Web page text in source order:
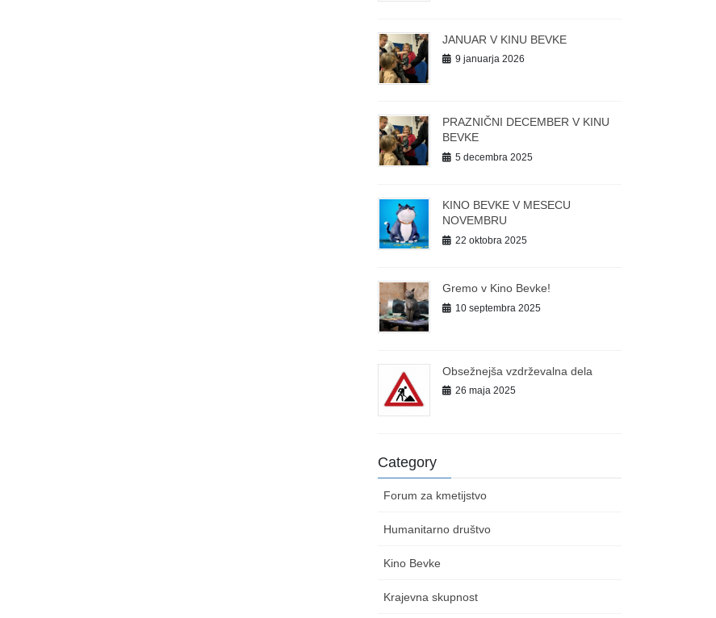
JANUAR V KINU BEVKE
9 januarja 2026
PRAZNIČNI DECEMBER V KINU
BEVKE
5 decembra 2025
KINO BEVKE V MESECU
NOVEMBRU
22 oktobra 2025
Gremo v Kino Bevke!
10 septembra 2025
Obsežnejša vzdrževalna dela
26 maja 2025
Category
Forum za kmetijstvo
Humanitarno društvo
Kino Bevke
Krajevna skupnost